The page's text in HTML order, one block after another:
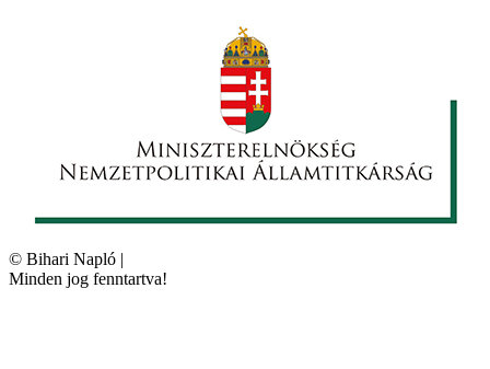
© Bihari Napló
Minden jog fenntartva!